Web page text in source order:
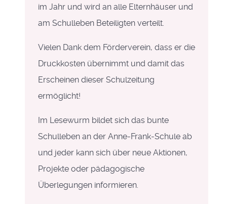
im Jahr und wird an alle Elternhäuser und
am Schulleben Beteiligten verteilt.
Vielen Dank dem Förderverein, dass er die
Druckkosten übernimmt und damit das
Erscheinen dieser Schulzeitung
ermöglicht!
Im Lesewurm bildet sich das bunte
Schulleben an der Anne-Frank-Schule ab
und jeder kann sich über neue Aktionen,
Projekte oder pädagogische
Überlegungen informieren.